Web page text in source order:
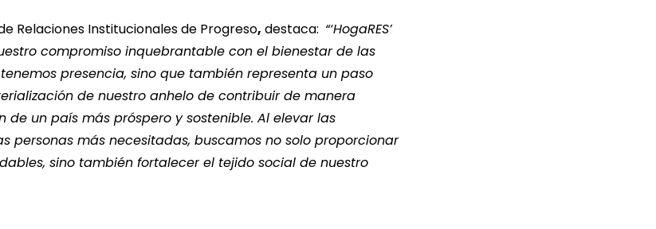
Relaciones Institucionales de Progreso, destaca: “‘HogaRES’
compromiso inquebrantable con el bienestar de las
presencia, sino que también representa un paso
de nuestro anhelo de contribuir de manera
de un país más próspero ysostenible. Al elevar las
personas más necesitadas, buscamos no solo proporcionar
sino también fortalecer el tejido social de nuestro